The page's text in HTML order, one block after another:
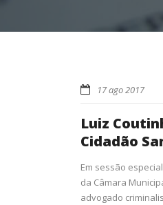
17 ago 2017
Luiz
Cidadão
Em sessão
da Câmara
advogado